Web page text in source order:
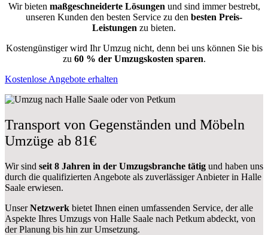
Wir bieten maßgeschneiderte Lösungen und sind immer bestrebt,
unseren Kunden den besten Service zu den besten Preis-
Leistungen zu bieten.
Kostengünstiger wird Ihr Umzug nicht, denn bei uns können Sie bis
zu 60 % der Umzugskosten sparen.
Kostenlose Angebote erhalten
Transport von Gegenständen und Möbeln
Umzüge ab 81€
Wir sind seit 8 Jahren in der Umzugsbranche tätig und haben uns
durch die qualifizierten Angebote als zuverlässiger Anbieter in Halle
Saale erwiesen.
UnserNetzwerk bietet Ihnen einen umfassenden Service, der alle
Aspekte Ihres Umzugs von Halle Saale nach Petkum abdeckt, von
der Planung bis hin zur Umsetzung.